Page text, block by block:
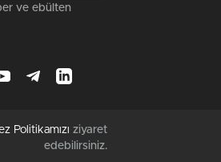
ve ebülten
Politikamızı ziyaret
edebilirsiniz.